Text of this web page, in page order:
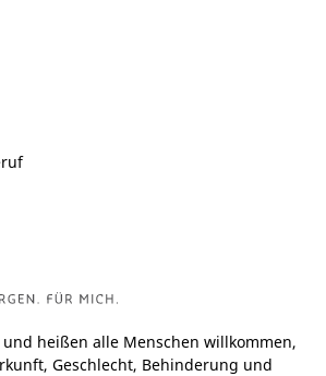
heißen alle Menschen willkommen,
Geschlecht, Behinderung und